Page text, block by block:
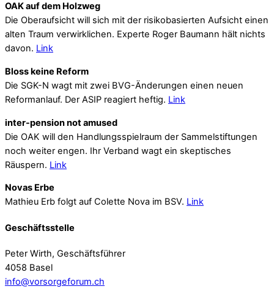
OAK auf dem Holzweg
Die Oberaufsicht will sich mit der risikobasierten Aufsicht einen
alten Traum verwirklichen. Experte Roger Baumann hält nichts
davon. Link
Bloss keine Reform
Die SGK-N wagt mit zwei BVG-Änderungen einen neuen
Reformanlauf. Der ASIP reagiert heftig. Link
inter-pension not amused
Die OAK will den Handlungsspielraum der Sammelstiftungen
noch weiter engen. Ihr Verband wagt ein skeptisches
Räuspern. Link
Novas Erbe
Mathieu Erb folgt auf Colette Nova im BSV. Link
Geschäftsstelle
Peter Wirth, Geschäftsführer
4058 Basel
info@vorsorgeforum.ch